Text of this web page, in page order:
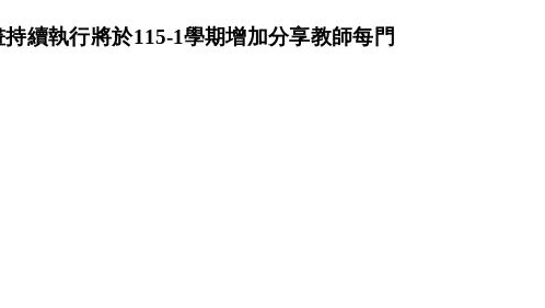
續執行將於115-1學期增加分享教師每門